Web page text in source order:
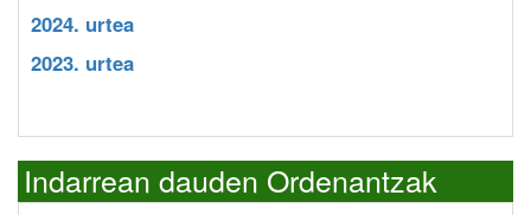
2024. urtea
2023. urtea
Indarrean dauden Ordenantzak